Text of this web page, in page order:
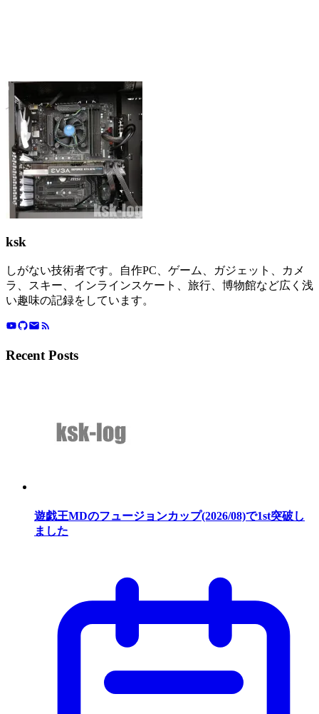
ksk
しがない技術者です。自作PC、ゲーム、ガジェット、カメ
ラ、スキー、インラインスケート、旅行、博物館など広く浅
い趣味の記録をしています。
Recent Posts
遊戯王MDのフュージョンカップ(2026/08)で1st突破し
ました